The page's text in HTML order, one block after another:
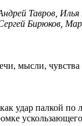
Тавров,
Бирюков,
мысли,
удар палкой по